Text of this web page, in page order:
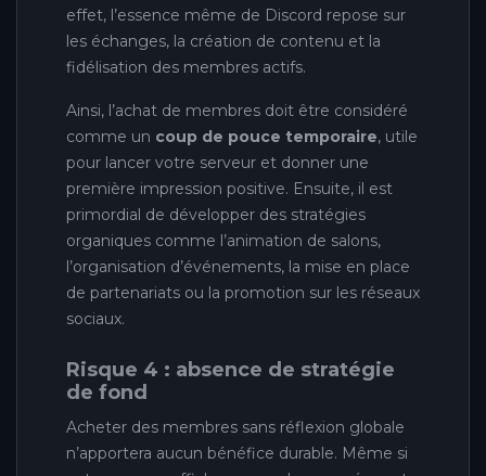
effet, l’essence même de Discord repose sur
les échanges, la création de contenu et la
fidélisation des membres actifs.
Ainsi, l’achat de membres doit être considéré
comme un coup de pouce temporaire, utile
pour lancer votre serveur et donner une
première impression positive. Ensuite, il est
primordial de développer des stratégies
organiques comme l’animation de salons,
l’organisation d’événements, la mise en place
de partenariats ou la promotion sur les réseaux
sociaux.
Risque 4 : absence de stratégie
de fond
Acheter des membres sans réflexion globale
n’apportera aucun bénéfice durable. Même si